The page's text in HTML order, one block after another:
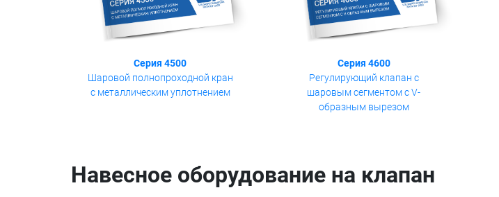
Серия 4500
Шаровой полнопроходной кран
с металлическим уплотнением
Серия 4600
Регулирующий клапан с
шаровым сегментом с V-
образным вырезом
Навесное оборудование на клапан